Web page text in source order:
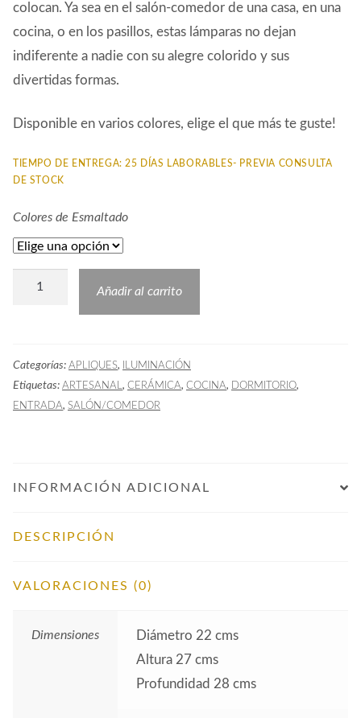
colocan. Ya sea en el salón-comedor de una casa, en una
cocina, o en los pasillos, estas lámparas no dejan
indiferente a nadie con su alegre colorido y sus
divertidas formas.
Disponible en varios colores, elige el que más te guste!
TIEMPO DE ENTREGA: 25 DÍAS LABORABLES- PREVIA CONSULTA
DE STOCK
Colores de Esmaltado
Aplique
Añadir al carrito
Categorías: APLIQUES, ILUMINACIÓN
Etiquetas: ARTESANAL , CERÁMICA, COCINA, DORMITORIO,
ENTRADA, SALÓN/COMEDOR
INFORMACIÓN ADICIONAL
DESCRIPCIÓN
VALORACIONES (0)
Dimensiones
Diámetro 22 cms
Altura 27 cms
Profundidad 28 cms